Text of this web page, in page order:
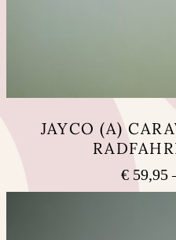
JAYCO (A)
€ 59,95